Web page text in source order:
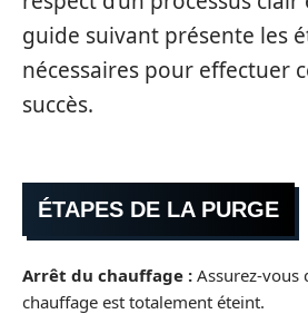
guide suivant présente les
nécessaires pour effectuer
succès.
ÉTAPES DE LA PURGE
Arrêt du chauffage : Assurez-vous
chauffage est totalement éteint.